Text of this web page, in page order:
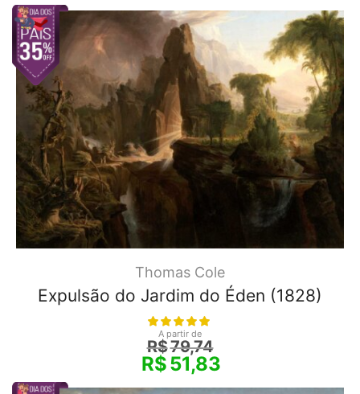
Thomas Cole
Expulsão do Jardim do Éden (1828)
A partir de
R$79,74
R$51,83